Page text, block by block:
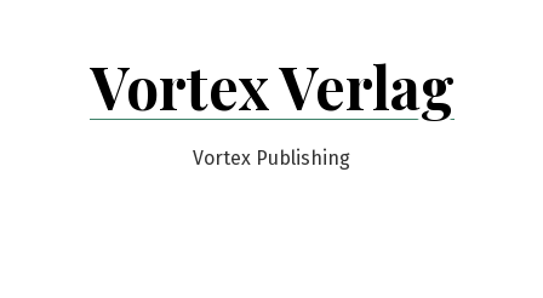
Vortex Verlag
Vortex Publishing